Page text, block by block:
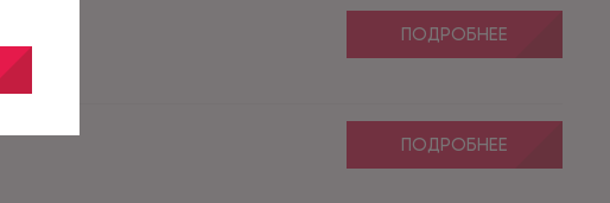
ПОДРОБНЕЕ
ПОДРОБНЕЕ